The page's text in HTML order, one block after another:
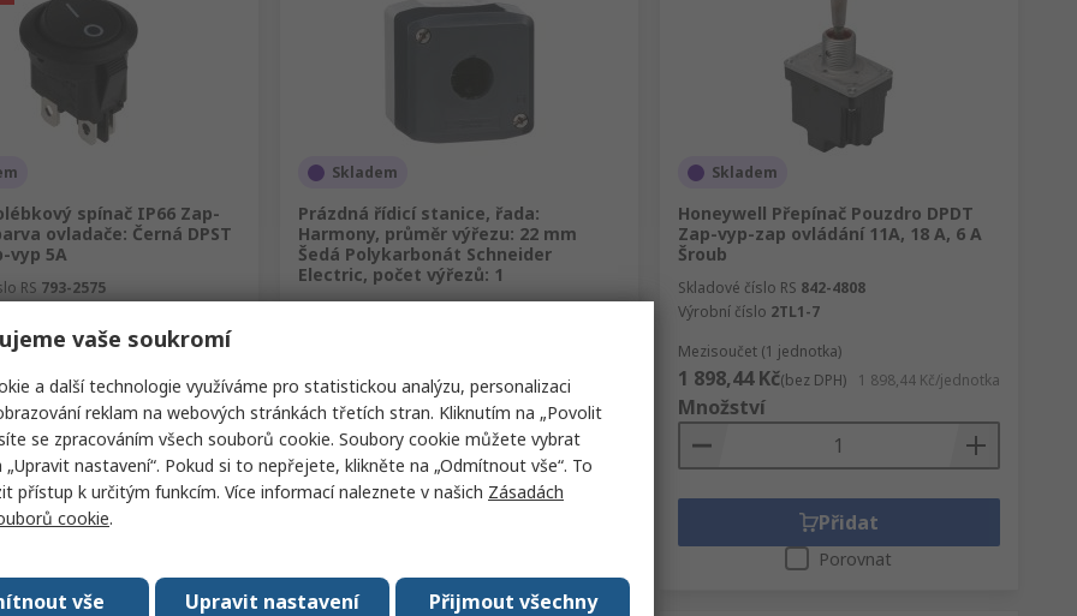
spínač IP66 Zap-
ovladače: Černá DPST
vyp 5A
RS 793-2575
jednotka)
(bez DPH) 121,75 Kč/jednotka
Přidat
Skladem
Prázdná řídicí stanice, řada:
Harmony, průměr výřezu: 22 mm
Šedá Polykarbonát Schneider
Electric, počet výřezů: 1
Skladové číslo RS276-2488
334,19 Kč(bez DPH) 334,19 Kč/jednotka
Množství
Skladem
Honeywell Přepínač Pouzdro DPDT
Zap-vyp-zap ovládání 11A, 18 A, 6 A
Šroub
Skladové číslo RS 842-4808
Výrobní číslo 2TL1-7
Mezisoučet (1 jednotka)
1 898,44 Kč(bez DPH) 1 898,44 Kč/jednotka
Množství
Přidat
Porovnat
vaše soukromí
a další technologie využíváme pro statistickou analýzu, personalizaci
reklam na webových stránkách třetích stran. Kliknutím na „Povolit
se zpracováním všech souborů cookie. Soubory cookie můžete vybrat
nastavení“. Pokud si to nepřejete, klikněte na „Odmítnout vše“. To
přístup k určitým funkcím. Více informací naleznete v našich Zásadách
cookie.
Přijmout všechny
Upravit nastavení
vše